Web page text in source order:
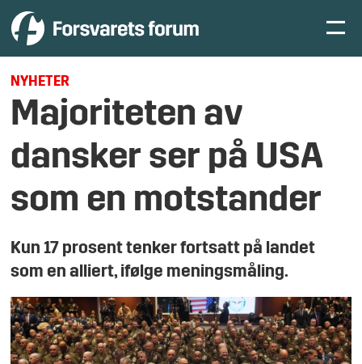
NYHETER
Majoriteten av
dansker ser på USA
som en motstander
Kun 17 prosent tenker fortsatt på landet
som en alliert, ifølge meningsmåling.